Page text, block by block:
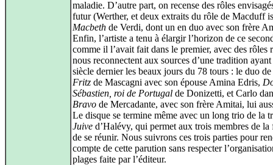
maladie. D’autre part, on recense des rôles
futur (Werther, et deux extraits du rôle de Macduff
Macbeth de Verdi, dont un en duo avec son frère
Enfin, l’artiste a tenu à élargir l’horizon de ce
comme il l’avait fait dans le premier, avec des rôles
nous reconnectent aux sources d’une tradition
siècle dernier les beaux jours du 78 tours : le duo de
Fritz de Mascagni avec son épouse Amina Edris,
Sébastien, roi de Portugal de Donizetti, et Carlo
Bravo de Mercadante, avec son frère Amitai, lui
Le disque se termine même avec un long trio de la
Juive d’Halévy, qui permet aux trois membres de la
de se réunir. Nous suivrons ces trois parties pour
compte de cette parution sans respecter
plages faite par l’éditeur.